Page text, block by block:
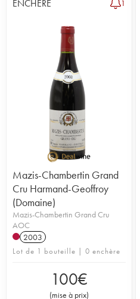
ENCHÈRE 1
Mazis-Chambertin Grand
Cru Harmand-Geoffroy
(Domaine)
Mazis-Chambertin Grand Cru
AOC
2003
Lot de 1 bouteille | 0 enchère
100€
(mise à prix)